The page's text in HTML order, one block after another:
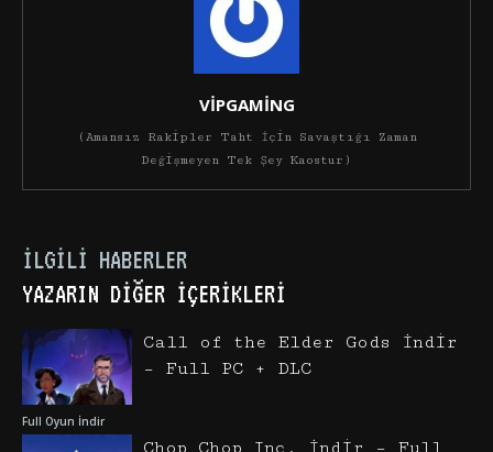
VİPGAMİNG
(Amansız Rakipler Taht İçin Savaştığı Zaman
Değişmeyen Tek Şey Kaostur)
İLGILI HABERLER
YAZARIN DIĞER İÇERIKLERI
Full Oyun İndir
Call of the Elder Gods İndir
– Full PC + DLC